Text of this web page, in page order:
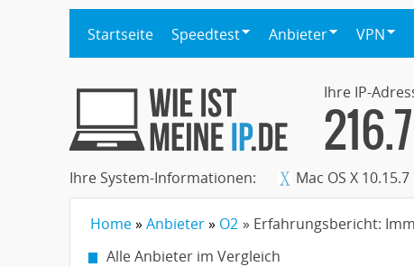
Startseite Speedtest Anbieter VPN
Ihre IP-
Ihre System-Informationen: Mac OS X 10.15.7
Home Anbieter O2 » Erfahrungsbericht:
Alle Anbieter im Vergleich